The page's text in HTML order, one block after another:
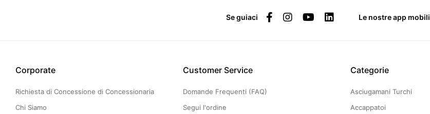
Se guiaci Le nostre app mobili
Corporate
Richiesta di Concessione di Concessionaria
Chi Siamo
Customer Service
Domande Frequenti (FAQ)
Segui l'ordine
Categorie
Asciugamani Turchi
Accappatoi